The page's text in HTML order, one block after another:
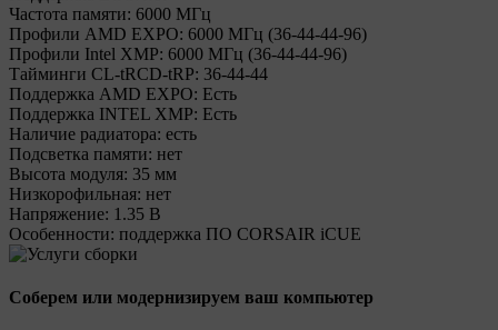
Частота памяти: 6000 МГц
Профили AMD EXPO: 6000 МГц (36-44-44-96)
Профили Intel XMP: 6000 МГц (36-44-44-96)
Тайминги CL-tRCD-tRP: 36-44-44
Поддержка AMD EXPO: Есть
Поддержка INTEL XMP: Есть
Наличие радиатора: есть
Подсветка памяти: нет
Высота модуля: 35 мм
Низкорофильная: нет
Напряжение: 1.35 В
Особенности: поддержка ПО CORSAIR iCUE
Соберем или модернизируем ваш компьютер